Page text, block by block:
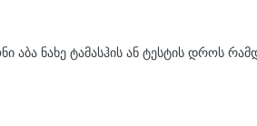
ნახე ტამასჰის ან ტესტის დროს